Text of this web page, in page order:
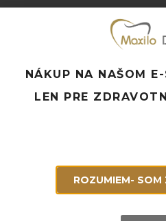
NÁKUP NA NAŠOM
LEN PRE
ROZUMIEM-